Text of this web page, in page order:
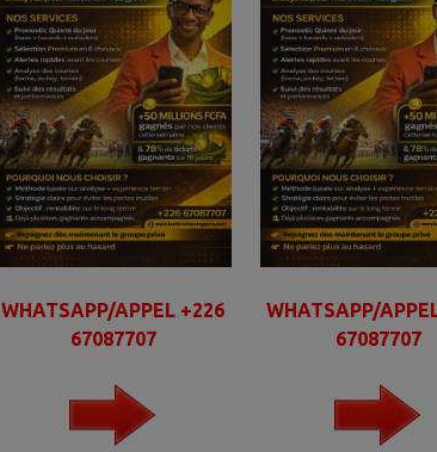
WHATSAPP/APPEL +226
67087707
WHATSAPP/
67087707